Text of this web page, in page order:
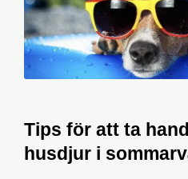
Tips för att ta
husdjur i